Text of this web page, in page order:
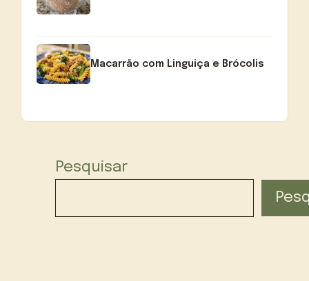
Macarrão com Linguiça e Brócolis
Pesquisar